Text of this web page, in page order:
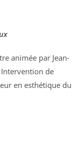
animée par Jean-
de
en esthétique du